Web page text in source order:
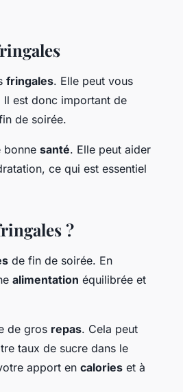
fringales. Elle peut vous
Il est donc important de
de soirée.
bonne santé. Elle peut aider
ce qui est essentiel
?
de fin de soirée. En
alimentation équilibrée et
de gros repas. Cela peut
taux de sucre dans le
apport en calories et à